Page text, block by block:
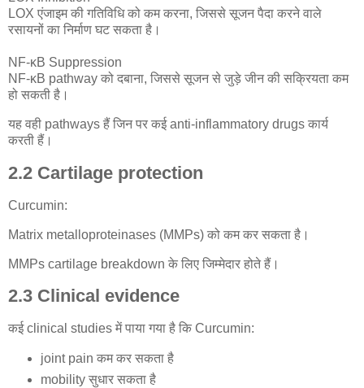
LOX एंजाइम की गतिविधि को कम करना, जिससे सूजन पैदा करने वाले
रसायनों का निर्माण घट सकता है।
NF-κB Suppression
NF-κB pathway को दबाना, जिससे सूजन से जुड़े जीन की सक्रियता कम
हो सकती है।
यह वही pathways हैं जिन पर कई anti-inflammatory drugs कार्य
करती हैं।
2.2 Cartilage protection
Curcumin:
Matrix metalloproteinases (MMPs) को कम कर सकता है।
MMPs cartilage breakdown के लिए जिम्मेदार होते हैं।
2.3 Clinical evidence
कई clinical studies में पाया गया है कि Curcumin:
joint pain कम कर सकता है
mobility सुधार सकता है